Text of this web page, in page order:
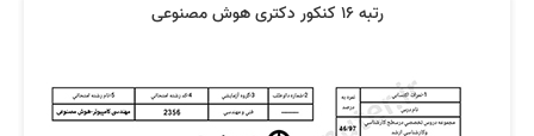
رتبه 16 کنکور دکتری هوش مصنوعی